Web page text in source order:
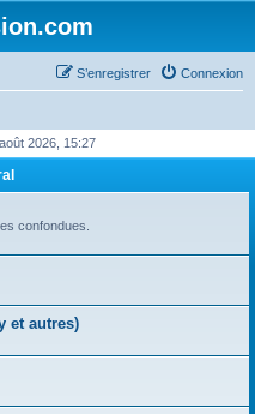
Connexion
S’enregistrer
2026, 15:27
confondues.
et autres)